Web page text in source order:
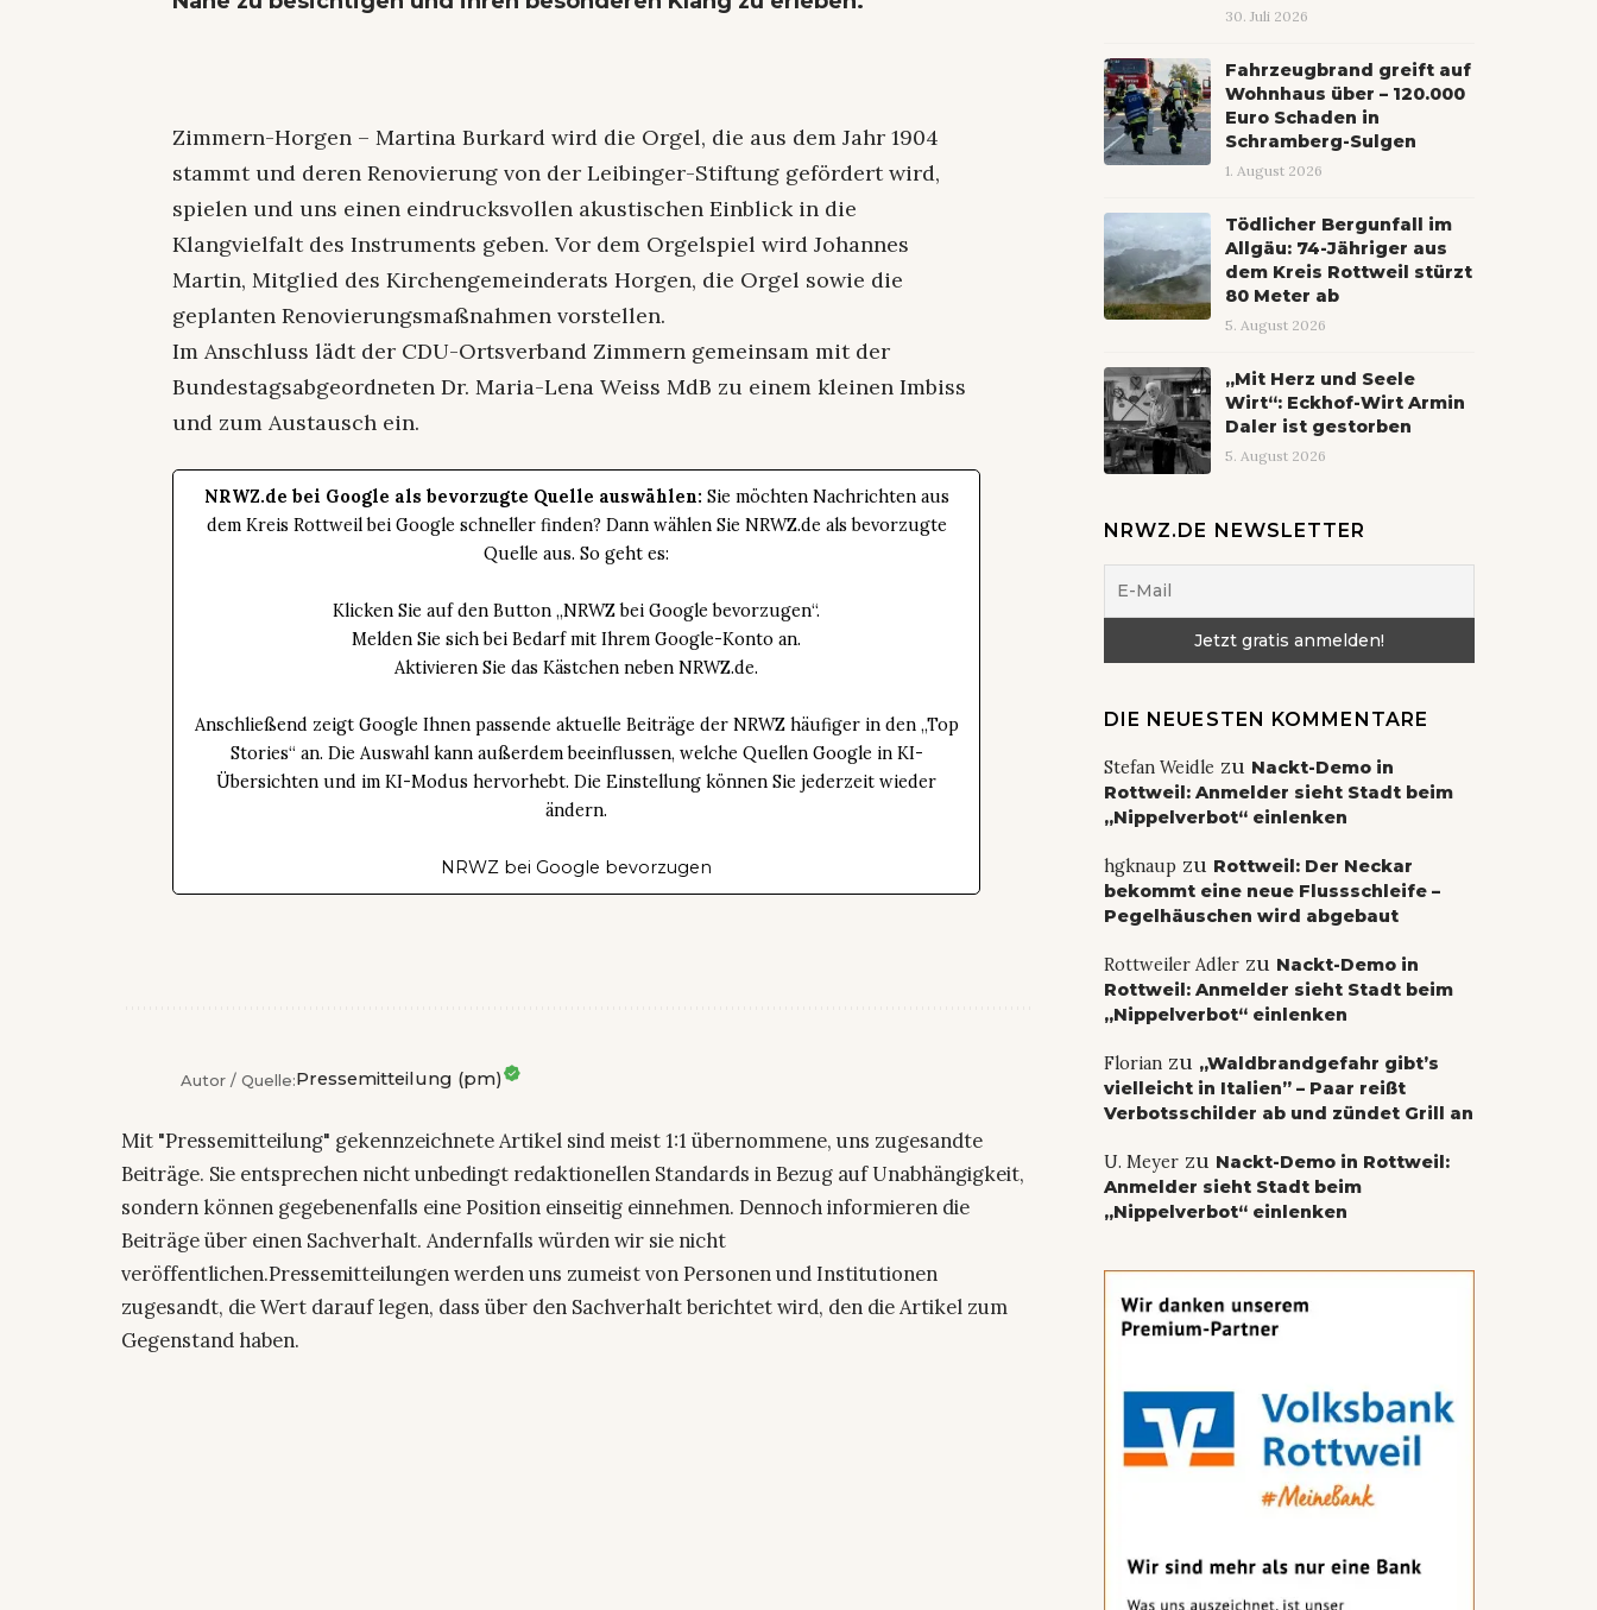
Zimmern-Horgen – Martina Burkard wird die Orgel, die aus dem Jahr 1904
stammt und deren Renovierung von der Leibinger-Stiftung gefördert wird,
spielen und uns einen eindrucksvollen akustischen Einblick in die
Klangvielfalt des Instruments geben. Vor dem Orgelspiel wird Johannes
Martin, Mitglied des Kirchengemeinderats Horgen, die Orgel sowie die
geplanten Renovierungsmaßnahmen vorstellen.
Im Anschluss lädt der CDU-Ortsverband Zimmern gemeinsam mit der
Bundestagsabgeordneten Dr. Maria-Lena Weiss MdB zu einem kleinen Imbiss
und zum Austausch ein.
NRWZ.de bei Google als bevorzugte Quelle auswählen: Sie möchten Nachrichten aus
dem Kreis Rottweil bei Google schneller finden? Dann wählen Sie NRWZ.de als bevorzugte
Quelle aus. So geht es:
Klicken Sie auf den Button „NRWZ bei Google bevorzugen“.
Melden Sie sich bei Bedarf mit Ihrem Google-Konto an.
Aktivieren Sie das Kästchen neben NRWZ.de.
Anschließend zeigt Google Ihnen passende aktuelle Beiträge der NRWZ häufiger in den „Top
Stories“ an. Die Auswahl kann außerdem beeinflussen, welche Quellen Google in KI-
Übersichten und im KI-Modus hervorhebt. Die Einstellung können Sie jederzeit wieder
ändern.
NRWZ bei Google bevorzugen
Autor / Quelle:Pressemitteilung (pm)
Mit "Pressemitteilung" gekennzeichnete Artikel sind meist 1:1 übernommene, uns zugesandte
Beiträge. Sie entsprechen nicht unbedingt redaktionellen Standards in Bezug auf Unabhängigkeit,
sondern können gegebenenfalls eine Position einseitig einnehmen. Dennoch informieren die
Beiträge über einen Sachverhalt. Andernfalls würden wir sie nicht
veröffentlichen.Pressemitteilungen werden uns zumeist von Personen und Institutionen
zugesandt, die Wert darauf legen, dass über den Sachverhalt berichtet wird, den die Artikel zum
Gegenstand haben.
30. Juli 2026
Fahrzeugbrand greift auf
Wohnhaus über – 120.000
Euro Schaden in
Schramberg-Sulgen
1. August 2026
Tödlicher Bergunfall im
Allgäu: 74-Jähriger aus
dem Kreis Rottweil stürzt
80 Meter ab
5. August 2026
„Mit Herz und Seele
Wirt“: Eckhof-Wirt Armin
Daler ist gestorben
5. August 2026
NRWZ.DE NEWSLETTER
DIE NEUESTEN KOMMENTARE
Stefan Weidle zu Nackt-Demo in
Rottweil: Anmelder sieht Stadt beim
„Nippelverbot“ einlenken
hgknaupzu Rottweil: Der Neckar
bekommt eine neue Flussschleife –
Pegelhäuschen wird abgebaut
Rottweiler Adlerzu Nackt-Demo in
Rottweil: Anmelder sieht Stadt beim
„Nippelverbot“ einlenken
Florianzu „Waldbrandgefahr gibt’s
vielleicht in Italien” – Paar reißt
Verbotsschilder ab und zündet Grill an
U. Meyerzu Nackt-Demo in Rottweil:
Anmelder sieht Stadt beim
„Nippelverbot“ einlenken